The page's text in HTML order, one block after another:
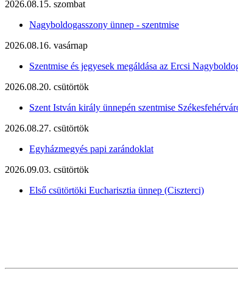
2026.08.15. szombat
Nagyboldogasszony ünnep - szentmise
2026.08.16. vasárnap
Szentmise és jegyesek megáldása az Ercsi
2026.08.20. csütörtök
Szent István király ünnepén szentmise
2026.08.27. csütörtök
Egyházmegyés papi zarándoklat
2026.09.03. csütörtök
Első csütörtöki Eucharisztia ünnep (Ciszterci)